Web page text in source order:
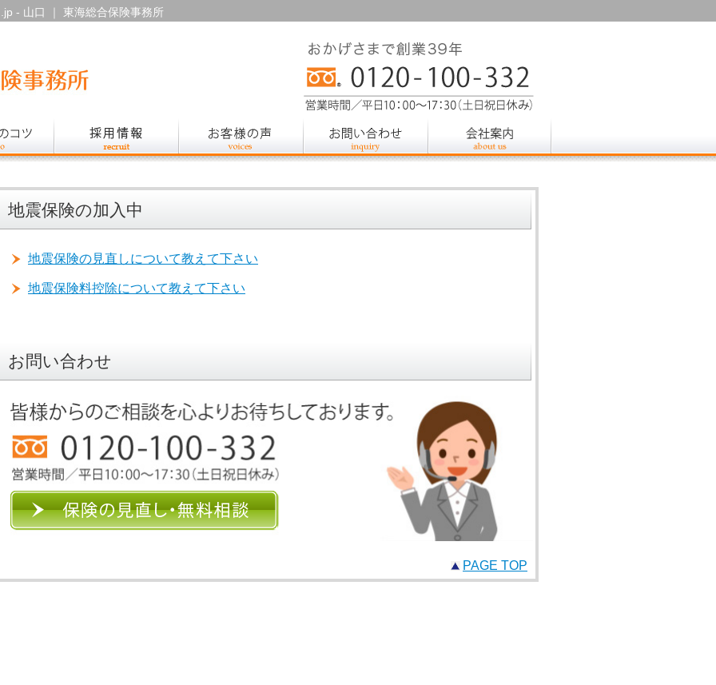
- 山口 ｜ 東海総合保険事務所
地震保険の加入中
地震保険の見直しについて教えて下さい
地震保険料控除について教えて下さい
お問い合わせ
PAGE TOP